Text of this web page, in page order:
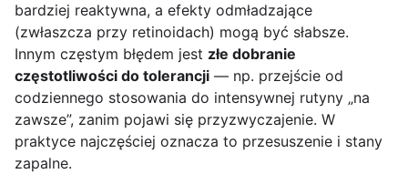
bardziej reaktywna, a efekty odmładzające
(zwłaszcza przy retinoidach) mogą być słabsze.
Innym częstym błędem jest złe dobranie
częstotliwości do tolerancji — np. przejście od
codziennego stosowania do intensywnej rutyny „na
zawsze”, zanim pojawi się przyzwyczajenie. W
praktyce najczęściej oznacza to przesuszenie i stany
zapalne.